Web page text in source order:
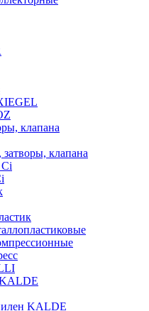
клапана
клапана
KALDE